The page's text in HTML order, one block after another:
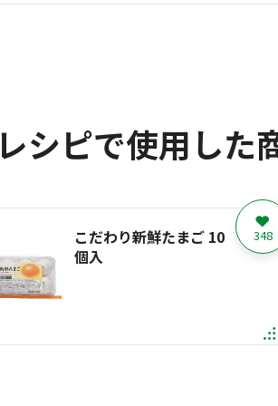
レシピで使用した
こだわり新鮮たまご 10
個入
348